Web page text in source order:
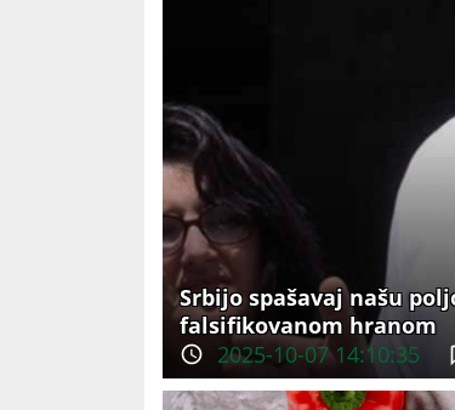
Srbijo spašavaj našu
falsifikovanom hranom
2025-10-07 14:10:35